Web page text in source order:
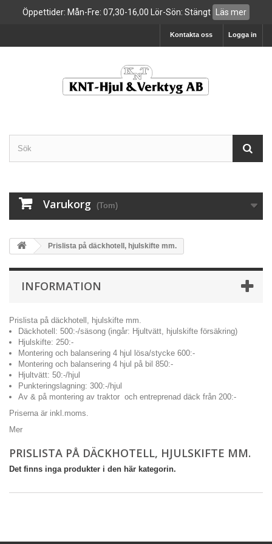
Öppettider: Mån-Fre: 07,30-16,00 Lör-Sön: Stängt Läs mer
Logga in
Kontakta oss
Varukorg (Tom)
Prislista på däckhotell, hjulskifte mm.
INFORMATION
Prislista på däckhotell, hjulskifte mm.
Däckhotell: 500:-/säsong (ingår: Hjultvätt, hjulskifte försäkring)
Hjulskifte: 250:-
Montering och balansering 4 hjul lösa/stycke 600:-
Montering och balansering 4 hjul på bil 850:-
Hjultvätt: 50:-/hjul
Punkteringslagning: 300:-/hjul
Av & på montering av traktor och entreprenad däck från 200:-
Priserna är inkl.moms.
Mer
PRISLISTA PÅ DÄCKHOTELL, HJULSKIFTE MM.
Det finns inga produkter i den här kategorin.